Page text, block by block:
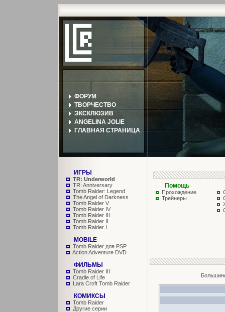
ФОРУМ
ТВОРЧЕСТВО
ЭКСКЛЮЗИВ
ANGELINA JOLIE
ГЛАВНАЯ СТРАНИЦА
ИГРЫ
TR: Underworld
TR: Anniversary
Tomb Raider: Legend
The Angel of Darkness
Tomb Raider V
Tomb Raider IV
Tomb Raider III
Tomb Raider II
Tomb Raider I
MOBILE
Tomb Raider для PSP
Action Adventure DVD
ФИЛЬМЫ
Tomb Raider III
Cradle of Life
Lara Croft Tomb Raider
КОМИКСЫ
Tomb Raider
Другие серии
Помощь
Прохождение
Трейнеры